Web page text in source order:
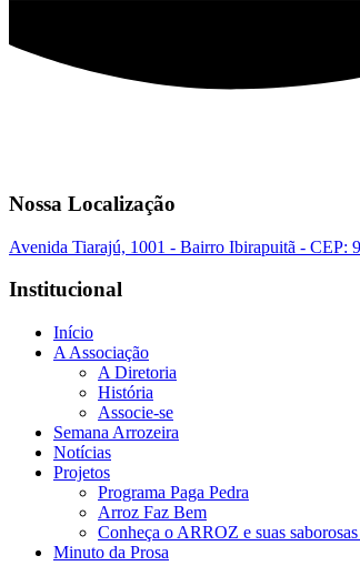
Nossa Localização
Avenida Tiarajú, 1001 - Bairro Ibirapuitã - CEP:
Institucional
Início
A Associação
A Diretoria
História
Associe-se
Semana Arrozeira
Notícias
Projetos
Programa Paga Pedra
Arroz Faz Bem
Conheça o ARROZ e suas
Minuto da Prosa